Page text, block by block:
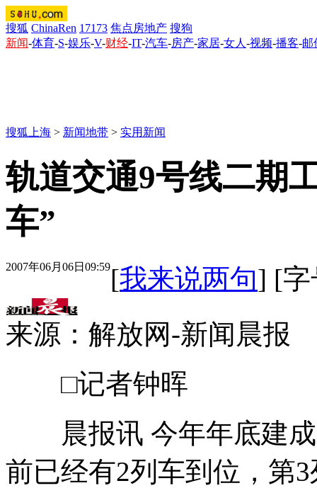
搜狐 ChinaRen 17173 焦点房地产 搜狗
新闻-体育-S-娱乐-V-财经-IT-汽车-房产-家居-女人 -视频-播客-邮
搜狐上海 > 新闻地带 > 实用新闻
轨道交通9号线二期
车”
2007年06月06日09:59[我来说两句] [字
来源：解放网-新闻晨报
□记者钟晖
晨报讯 今年年底建成
前已经有2列车到位，第